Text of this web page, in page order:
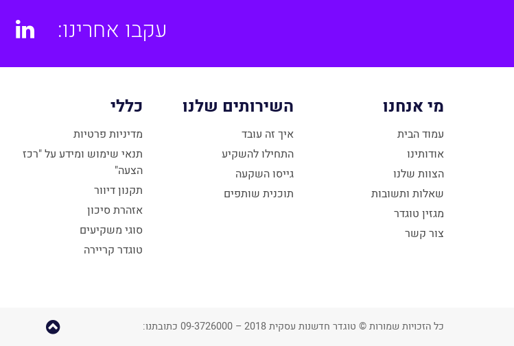
עקבו אחרינו:
מי אנחנו
עמוד הבית
אודותינו
הצוות שלנו
שאלות ותשובות
מגזין טוגדר
צור קשר
השירותים שלנו
איך זה עובד
התחילו להשקיע
גייסו השקעה
תוכנית שותפים
כללי
מדיניות פרטיות
תנאי שימוש ומידע על "רכז
הצעה"
תקנון דיוור
אזהרת סיכון
סוגי משקיעים
טוגדר קריירה
כל הזכויות שמורות © טוגדר חדשנות עסקית 2018 – 09-3726000 כתובתנו:
קפוץ